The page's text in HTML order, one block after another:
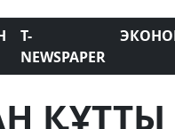
T-
NEWSPAPER
ҚҰТТЫ